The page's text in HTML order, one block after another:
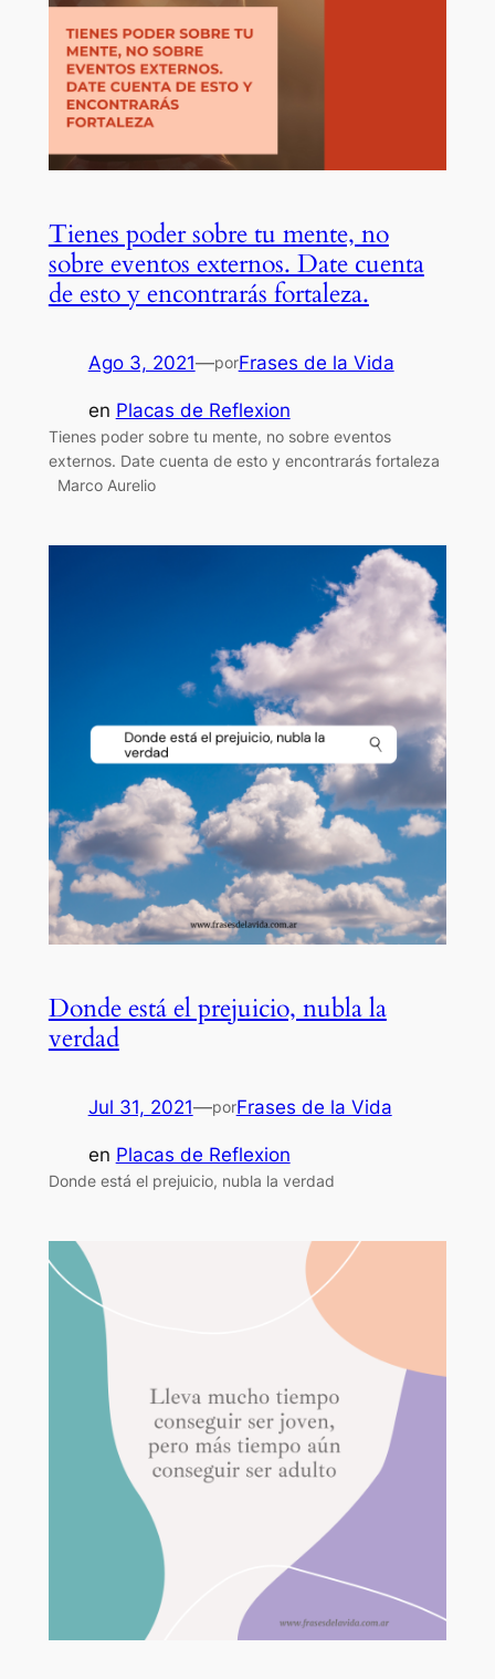
Tienes poder sobre tu mente, no
sobre eventos externos. Date cuenta
de esto y encontrarás fortaleza.
Ago 3, 2021—porFrases de la Vida
en Placas de Reflexion
Tienes poder sobre tu mente, no sobre eventos
externos. Date cuenta de esto y encontrarás fortaleza
Marco Aurelio
Donde está el prejuicio, nubla la
verdad
Jul 31, 2021—porFrases de la Vida
en Placas de Reflexion
Donde está el prejuicio, nubla la verdad